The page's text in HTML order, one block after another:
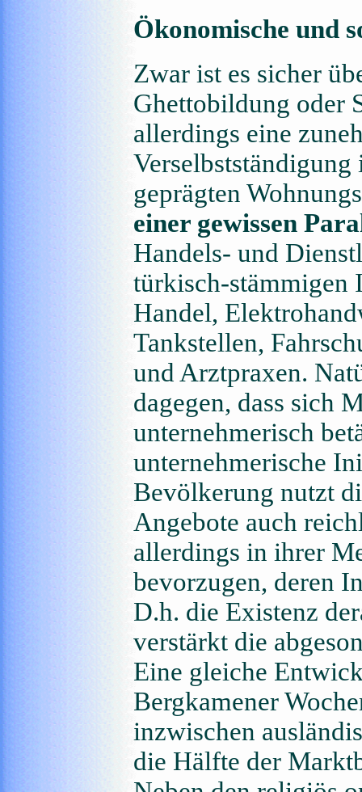
Ökonomische und
Zwar ist es sicher
Ghettobildung oder
allerdings eine
geprägten
einer gewissen
Handels- und
türkisch-stämmigen
Handel,
Tankstellen,
und Arztpraxen.
dagegen, dass sich
unternehmerisch
unternehmerische
Bevölkerung nutzt
Angebote auch
allerdings in ihrer
bevorzugen, deren
D.h. die Existenz
verstärkt die
Eine gleiche
Bergkamener
inzwischen
die Hälfte der